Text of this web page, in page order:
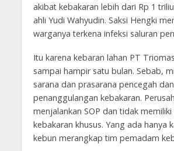
akibat kebakaran lebih dari Rp 1
ahli Yudi Wahyudin. Saksi Hengki
warganya terkena infeksi saluran
Itu karena kebaran lahan PT
sampai hampir satu bulan. Sebab,
sarana dan prasarana pencegah dan
penanggulangan kebakaran.
menjalankan SOP dan tidak
kebakaran khusus. Yang ada hanya
kebun merangkap tim pemadam